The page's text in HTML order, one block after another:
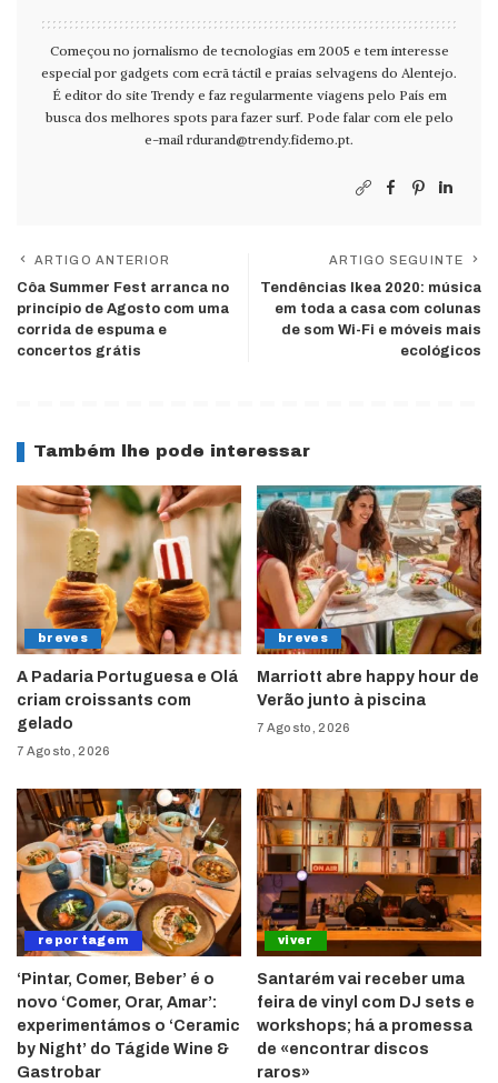
Começou no jornalismo de tecnologias em 2005 e tem interesse
especial por gadgets com ecrã táctil e praias selvagens do Alentejo.
É editor do site Trendy e faz regularmente viagens pelo País em
busca dos melhores spots para fazer surf. Pode falar com ele pelo
e-mail rdurand@trendy.fidemo.pt.
ARTIGO ANTERIOR
Côa Summer Fest arranca no
princípio de Agosto com uma
corrida de espuma e
concertos grátis
ARTIGO SEGUINTE
Tendências Ikea 2020: música
em toda a casa com colunas
de som Wi-Fi e móveis mais
ecológicos
Também lhe pode interessar
breves
A Padaria Portuguesa e Olá
criam croissants com
gelado
7 Agosto, 2026
breves
Marriott abre happy hour de
Verão junto à piscina
7 Agosto, 2026
reportagem
‘Pintar, Comer, Beber’ é o
novo ‘Comer, Orar, Amar’:
experimentámos o ‘Ceramic
by Night’ do Tágide Wine &
Gastrobar
viver
Santarém vai receber uma
feira de vinyl com DJ sets e
workshops; há a promessa
de «encontrar discos
raros»